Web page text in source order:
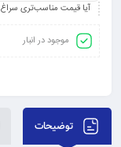
آیا قیمت مناسب‌تری سراغ
موجود در انبار
توضیحات